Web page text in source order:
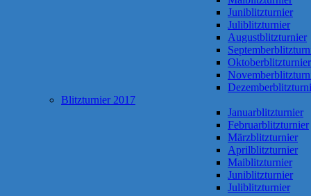
Juniblitzturnier
Juliblitzturnier
Augustblitzturnier
Oktoberblitzturnier
Blitzturnier 2017
Januarblitzturnier
Februarblitzturnier
Märzblitzturnier
Aprilblitzturnier
Maiblitzturnier
Juniblitzturnier
Juliblitzturnier